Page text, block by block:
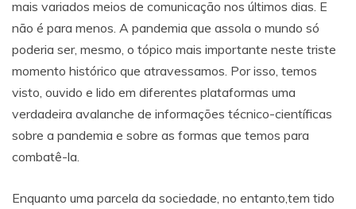
mais variados meios de comunicação nos últimos dias. E
não é para menos. A pandemia que assola o mundo só
poderia ser, mesmo, o tópico mais importante neste triste
momento histórico que atravessamos. Por isso, temos
visto, ouvido e lido em diferentes plataformas uma
verdadeira avalanche de informações técnico-científicas
sobre a pandemia e sobre as formas que temos para
combatê-la.
Enquanto uma parcela da sociedade, no entanto,tem tido